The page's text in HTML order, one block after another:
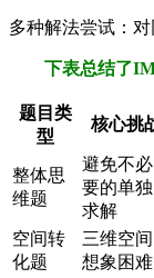
多种解法尝试：
下表总结了
题目类
型
核心挑
整体思
维题
避免不必
要的单独
求解
空间转
化题
三维空间
想象困难